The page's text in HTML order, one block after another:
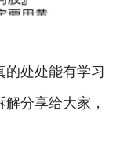
的处处能有学习
分享给大家，